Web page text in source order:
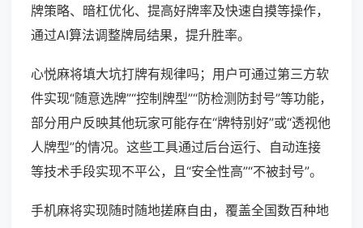
牌策略、暗杠优化、提高好牌率及快速自摸等操作，
通过AI算法调整牌局结果，提升胜率。
心悦麻将填大坑打牌有规律吗；用户可通过第三方软
件实现“随意选牌”“控制牌型”“防检测防封号”等功能，
部分用户反映其他玩家可能存在“牌特别好”或“透视他
人牌型”的情况。这些工具通过后台运行、自动连接
等技术手段实现不平公，且“安全性高”“不被封号”。
手机麻将实现随时随地搓麻自由，覆盖全国数百种地